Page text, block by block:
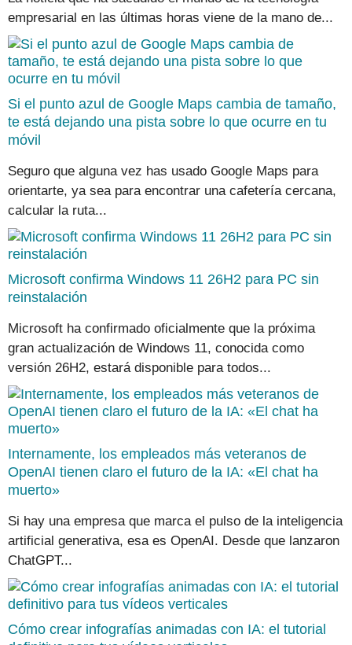
empresarial en las últimas horas viene de la mano de...
Si el punto azul de Google Maps cambia de tamaño,
te está dejando una pista sobre lo que ocurre en tu
móvil
Seguro que alguna vez has usado Google Maps para
orientarte, ya sea para encontrar una cafetería cercana,
calcular la ruta...
Microsoft confirma Windows 11 26H2 para PC sin
reinstalación
Microsoft ha confirmado oficialmente que la próxima
gran actualización de Windows 11, conocida como
versión 26H2, estará disponible para todos...
Internamente, los empleados más veteranos de
OpenAI tienen claro el futuro de la IA: «El chat ha
muerto»
Si hay una empresa que marca el pulso de la inteligencia
artificial generativa, esa es OpenAI. Desde que lanzaron
ChatGPT...
Cómo crear infografías animadas con IA: el tutorial